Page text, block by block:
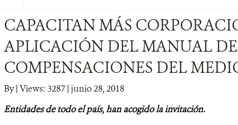
CAPACITAN MÁS
APLICACIÓN DEL MANUAL DE
COMPENSACIONES DEL
By| Views: 3287| junio 28, 2018
Entidades de todo el país, han acogido la invitación.